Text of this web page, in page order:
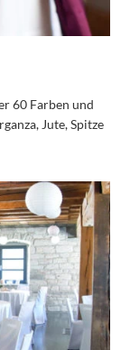
60 Farben und
Jute, Spitze